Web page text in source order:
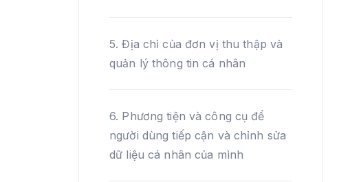
5. Địa chỉ của đơn vị thu thập và
quản lý thông tin cá nhân
6. Phương tiện và công cụ để
người dùng tiếp cận và chỉnh sửa
dữ liệu cá nhân của mình